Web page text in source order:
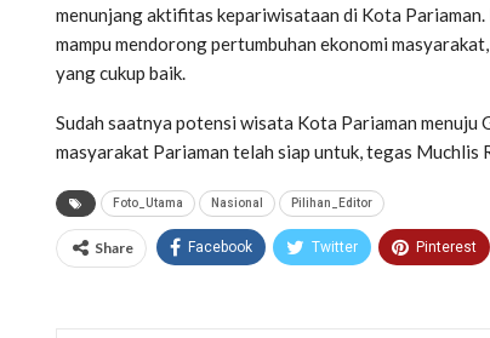
menunjang aktifitas kepariwisataan di Kota
mampu mendorong pertumbuhan ekonomi
yang cukup baik.
Sudah saatnya potensi wisata Kota Pariaman
masyarakat Pariaman telah siap untuk, tegas Muchlis
Foto_Utama Nasional Pilihan_Editor
Share Facebook Twitter Pinterest